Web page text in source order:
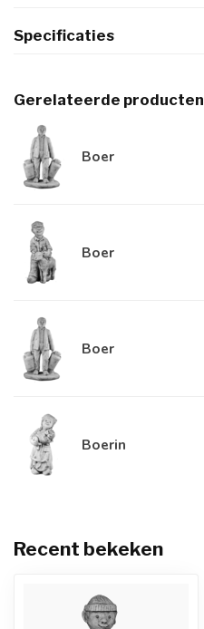
Specificaties
Gerelateerde producten
Boer
Boer
Boer
Boerin
Recent bekeken